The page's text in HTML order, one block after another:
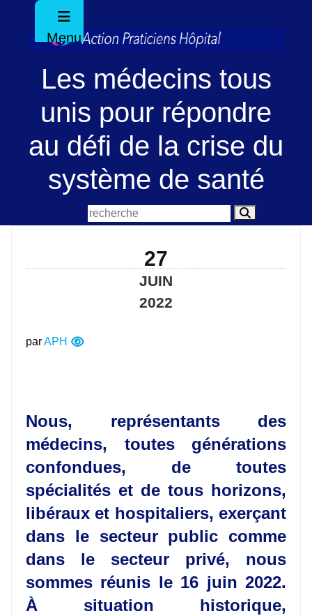
Menu
Les médecins tous
unis pour répondre
au défi de la crise du
système de santé
27
JUIN
2022
parAPH
Nous, représentants des
médecins, toutes générations
confondues, de toutes
spécialités et de tous horizons,
libéraux et hospitaliers, exerçant
dans le secteur public comme
dans le secteur privé, nous
sommes réunis le 16 juin 2022.
À situation historique,